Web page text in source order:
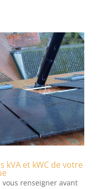
kVA et kWC de votre
vous renseigner avant